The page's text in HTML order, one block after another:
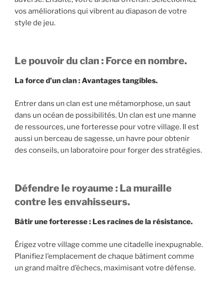
vos améliorations qui vibrent au diapason de votre
style de jeu.
Le pouvoir du clan : Force en nombre.
La force d’un clan : Avantages tangibles.
Entrer dans un clan est une métamorphose, un saut
dans un océan de possibilités. Un clan est une manne
de ressources, une forteresse pour votre village. Il est
aussi un berceau de sagesse, un havre pour obtenir
des conseils, un laboratoire pour forger des stratégies.
Défendre le royaume : La muraille
contre les envahisseurs.
Bâtir une forteresse : Les racines de la résistance.
Érigez votre village comme une citadelle inexpugnable.
Planifiez l’emplacement de chaque bâtiment comme
un grand maître d’échecs, maximisant votre défense.